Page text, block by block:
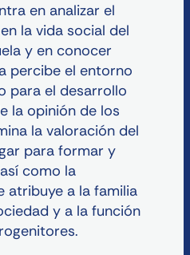
en analizar el
la vida social del
y en conocer
percibe el entorno
para el desarrollo
la opinión de los
la valoración del
para formar y
como la
atribuye a la familia
y a la función